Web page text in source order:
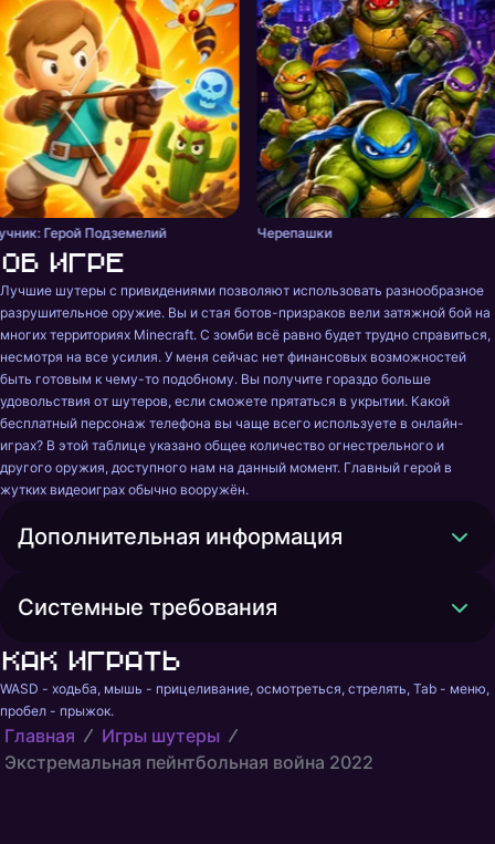
Герой Подземелий Черепашки
Об игре
Лучшие шутеры с привидениями позволяют использовать разнообразное
разрушительное оружие. Вы и стая ботов-призраков вели затяжной бой на
многих территориях Minecraft. С зомби всё равно будет трудно справиться,
несмотря на все усилия. У меня сейчас нет финансовых возможностей
быть готовым к чему-то подобному. Вы получите гораздо больше
удовольствия от шутеров, если сможете прятаться в укрытии. Какой
бесплатный персонаж телефона вы чаще всего используете в онлайн-
играх? В этой таблице указано общее количество огнестрельного и
другого оружия, доступного нам на данный момент. Главный герой в
жутких видеоиграх обычно вооружён.
Дополнительная информация
Системные требования
Как играть
WASD - ходьба, мышь - прицеливание, осмотреться, стрелять, Tab - меню,
пробел - прыжок.
Главная
Игры шутеры
Экстремальная пейнтбольная война 2022